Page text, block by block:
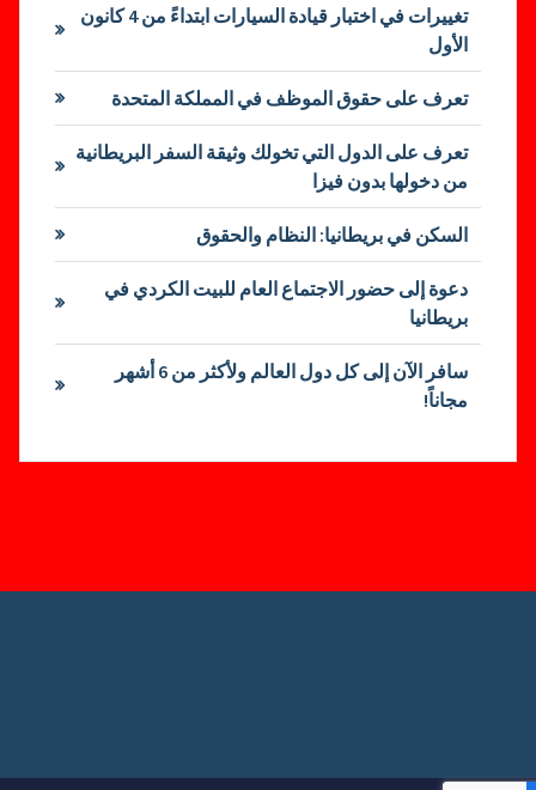
تغييرات في اختبار قيادة السيارات ابتداءً من 4 كانون
الأول
تعرف على حقوق الموظف في المملكة المتحدة
تعرف على الدول التي تخولك وثيقة السفر البريطانية
من دخولها بدون فيزا
السكن في بريطانيا: النظام والحقوق
دعوة إلى حضور الاجتماع العام للبيت الكردي في
بريطانيا
سافر الآن إلى كل دول العالم ولأكثر من 6 أشهر
مجاناً!